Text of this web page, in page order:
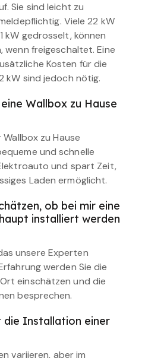
Sie sind leicht zu
Viele 22 kW
kW gedrosselt, können
wenn freigeschaltet. Eine
Kosten für die
kW sind jedoch nötig.
Wallbox zu Hause
zu Hause
und schnelle
und spart Zeit,
Laden ermöglicht.
ob bei mir eine
installiert werden
unsere Experten
werden Sie die
einschätzen und die
besprechen.
die Installation einer
variieren, aber im